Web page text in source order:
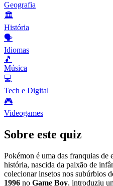
Geografia
🏛️
História
🗣️
Idiomas
🎵
Música
💻
Tech e Digital
🎮
Videogames
Sobre este quiz
Pokémon é uma das franquias de
história, nascida da paixão de
colecionar insetos nos subúrbios
1996 no Game Boy, introduziu